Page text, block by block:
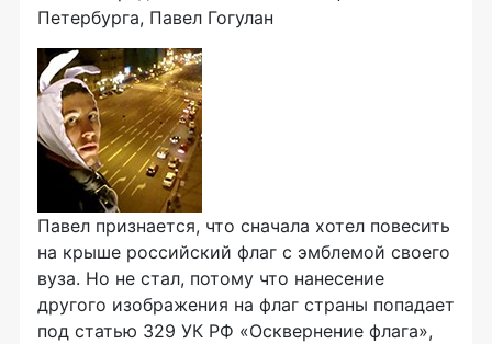
Петербурга, Павел Гогулан
Павел признается, что сначала хотел повесить
на крыше российский флаг с эмблемой своего
вуза. Но не стал, потому что нанесение
другого изображения на флаг страны попадает
под статью 329 УК РФ «Осквернение флага»,